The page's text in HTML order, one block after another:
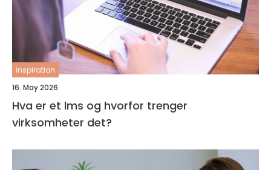
inspiration
16. May 2026
Hva er et lms og hvorfor trenger
virksomheter det?